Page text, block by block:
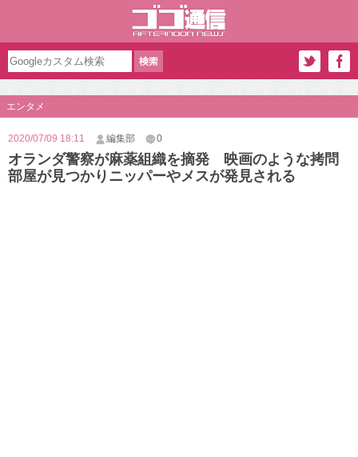
エンタメ
2020/07/09 18:11 編集部 0
オランダ警察が麻薬組織を摘発 映画のような拷問
部屋が見つかりニッパーやメスが発見される